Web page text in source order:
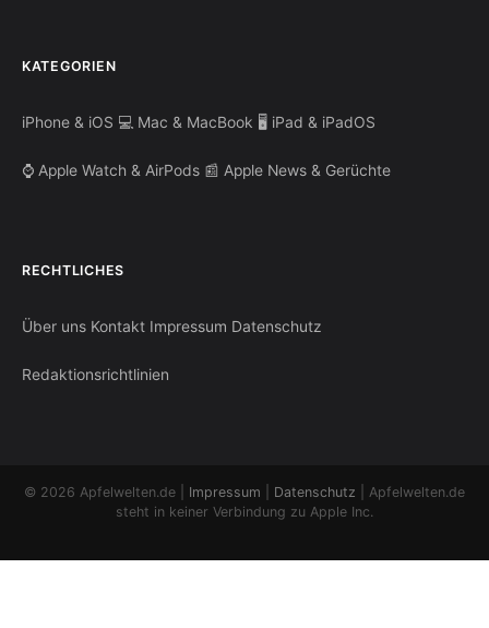
KATEGORIEN
iPhone & iOS 💻 Mac & MacBook 🖥️ iPad & iPadOS
⌚ Apple Watch & AirPods 📰 Apple News & Gerüchte
RECHTLICHES
Über uns Kontakt Impressum Datenschutz
Redaktionsrichtlinien
© 2026 Apfelwelten.de | Impressum Datenschutz | Apfelwelten.de
steht in keiner Verbindung zu Apple Inc.